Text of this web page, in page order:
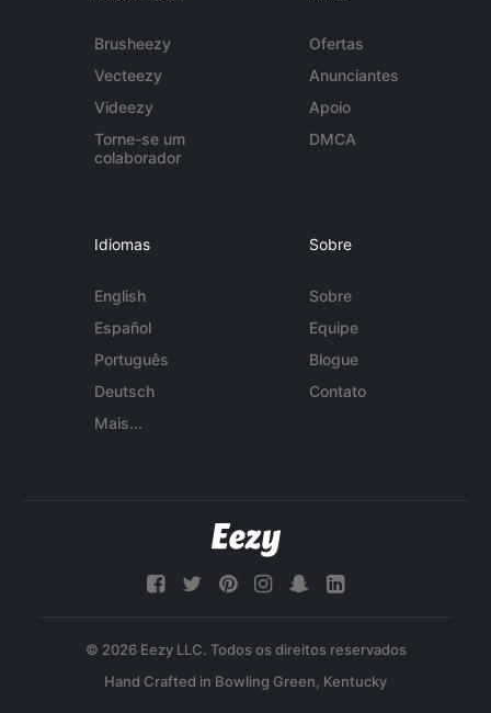
Brusheezy
Vecteezy
Videezy
Torne-se um
colaborador
Ofertas
Anunciantes
Apoio
DMCA
Idiomas
English
Español
Português
Deutsch
Mais...
Sobre
Sobre
Equipe
Blogue
Contato
© 2026 Eezy LLC. Todos os direitos reservados